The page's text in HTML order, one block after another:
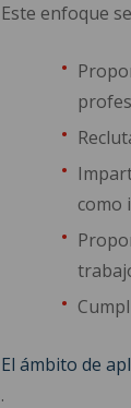
Este enfoque
como
El ámbito de
.